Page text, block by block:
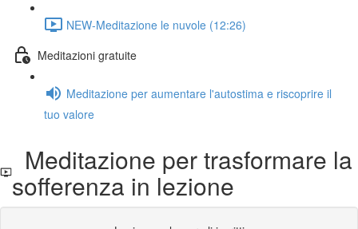
NEW-Meditazione le nuvole (12:26)
Meditazioni gratuite
Meditazione per aumentare l'autostima e riscoprire il
tuo valore
Meditazione per trasformare la
sofferenza in lezione